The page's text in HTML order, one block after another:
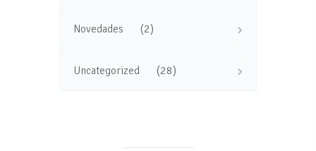
Novedades (2)
Uncategorized (28)